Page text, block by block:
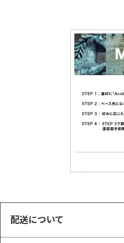
配送について